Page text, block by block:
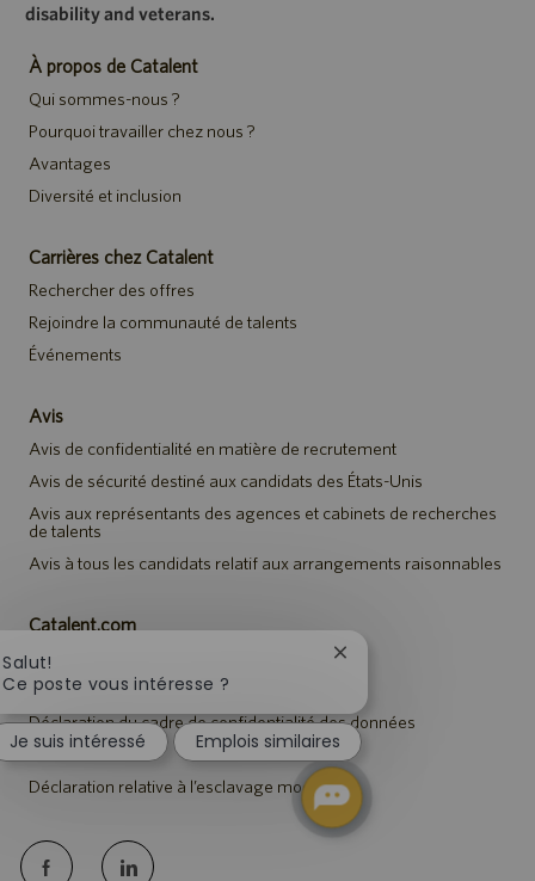
disability and veterans.
À propos de Catalent
Qui sommes-nous ?
Pourquoi travailler chez nous ?
Avantages
Diversité et inclusion
Carrières chez Catalent
Rechercher des offres
Rejoindre la communauté de talents
Événements
Avis
Avis de confidentialité en matière de recrutement
Avis de sécurité destiné aux candidats des États-Unis
Avis aux représentants des agences et cabinets de recherches
de talents
Avis à tous les candidats relatif aux arrangements raisonnables
Catalent.com
Retour sur Catalent.com
Politique de confidentialité
Déclaration du cadre de confidentialité des données
Conditions
Déclaration relative à l’esclavage moderne
follow
Salut!
Ce poste vous intéresse ?
Fermer
notification
du
chatbot
Je suis intéressé Emplois similaires